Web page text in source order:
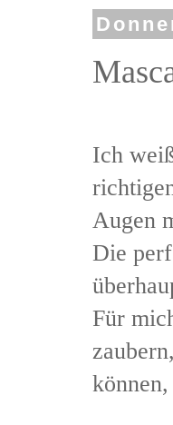
Ich
Augen
Die
Für